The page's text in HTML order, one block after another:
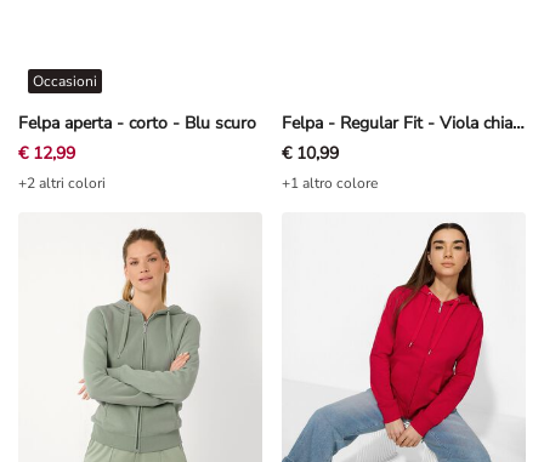
Felpa aperta - corto - Blu scuro
Occasioni
€ 12,99
+2 altri colori
Felpa - Regular Fit - Viola chiaro
€ 10,99
+1 altro colore